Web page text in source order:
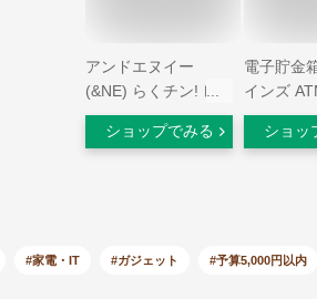
アンドエヌイー
(&NE) らくチン! レ
ンジ鍋 レコポ
recopo イエロー
メン パスタ NIM-
ショップでみる
電子貯金
インズ
ショッ
#家電・IT #ガジェット #予算5,000円以内